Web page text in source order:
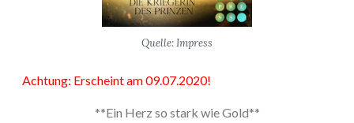
Quelle: Impress
Achtung: Erscheint am 09.07.2020!
**Ein Herz so stark wie Gold**